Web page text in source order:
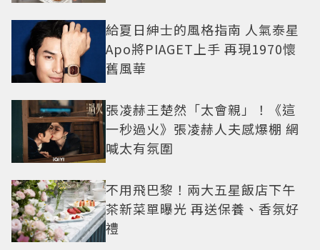
給夏日紳士的風格指南 人氣泰星
Apo將PIAGET上手 再現1970懷
舊風華
張凌赫王楚然「太會親」！《這
一秒過火》張凌赫人夫感爆棚 網
喊太有氛圍
不用飛巴黎！兩大五星飯店下午
茶新菜單曝光 再送保養、香氛好
禮